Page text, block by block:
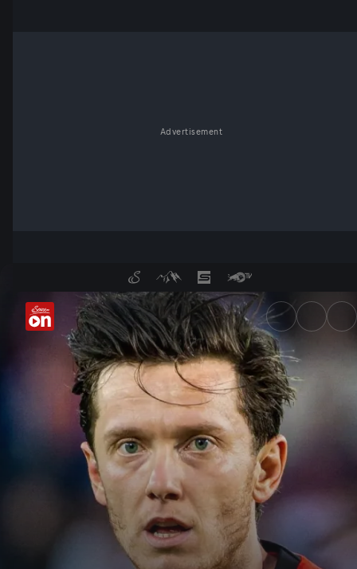
Advertisement
Michael Gregoritsch: "Die